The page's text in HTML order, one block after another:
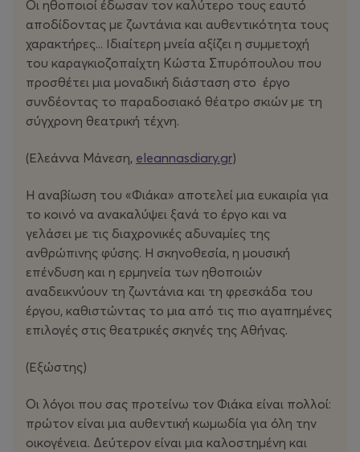
Οι ηθοποιοί έδωσαν τον καλύτερο τους εαυτό
αποδίδοντας με ζωντάνια και αυθεντικότητα τους
χαρακτήρες... Ιδιαίτερη μνεία αξίζει η συμμετοχή
του καραγκιοζοπαίχτη Κώστα Σπυρόπουλου που
προσθέτει μια μοναδική διάσταση στο έργο
συνδέοντας το παραδοσιακό θέατρο σκιών με τη
σύγχρονη θεατρική τέχνη.
(Ελεάννα Μάνεση, eleannasdiary.gr)
Η αναβίωση του «Φιάκα» αποτελεί μια ευκαιρία για
το κοινό να ανακαλύψει ξανά το έργο και να
γελάσει με τις διαχρονικές αδυναμίες της
ανθρώπινης φύσης. Η σκηνοθεσία, η μουσική
επένδυση και η ερμηνεία των ηθοποιών
αναδεικνύουν τη ζωντάνια και τη φρεσκάδα του
έργου, καθιστώντας το μια από τις πιο αγαπημένες
επιλογές στις θεατρικές σκηνές της Αθήνας.
(Εξώστης)
Οι λόγοι που σας προτείνω τον Φιάκα είναι πολλοί:
πρώτον είναι μια αυθεντική κωμωδία για όλη την
οικογένεια. Δεύτερον είναι μια καλοστημένη και